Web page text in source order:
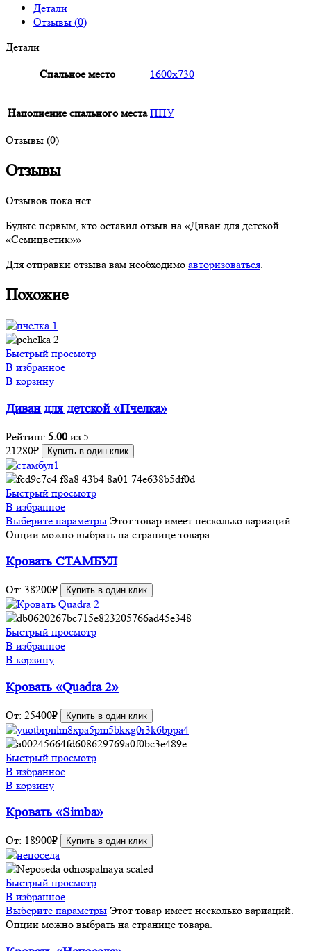
Детали
Отзывы (0)
Детали
Спальное место 1600х730
Наполнение спального места ППУ
Отзывы (0)
Отзывы
Отзывов пока нет.
Будьте первым, кто оставил отзыв на «Диван для детской
«Семицветик»»
Для отправки отзыва вам необходимо авторизоваться.
Похожие
Быстрый просмотр
В избранное
В корзину
Диван для детской «Пчелка»
Рейтинг 5.00 из 5
21280₽ Купить в один клик
Быстрый просмотр
В избранное
Выберите параметры Этот товар имеет несколько вариаций.
Опции можно выбрать на странице товара.
Кровать СТАМБУЛ
От: 38200₽ Купить в один клик
Быстрый просмотр
В избранное
В корзину
Кровать «Quadra 2»
От: 25400₽ Купить в один клик
Быстрый просмотр
В избранное
В корзину
Кровать «Simba»
От: 18900₽ Купить в один клик
Быстрый просмотр
В избранное
Выберите параметры Этот товар имеет несколько вариаций.
Опции можно выбрать на странице товара.